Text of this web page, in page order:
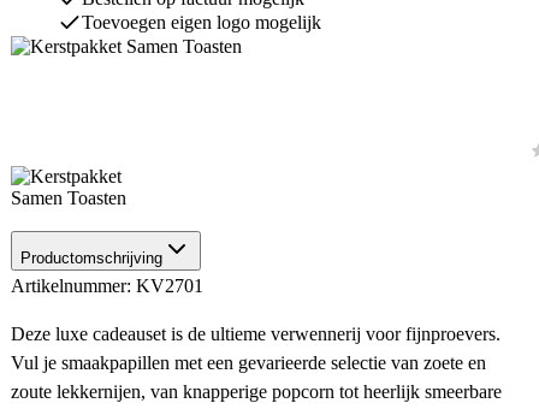
Toevoegen eigen logo mogelijk
Productomschrijving
Artikelnummer: KV2701
Deze luxe cadeauset is de ultieme verwennerij voor fijnproevers.
Vul je smaakpapillen met een gevarieerde selectie van zoete en
zoute lekkernijen, van knapperige popcorn tot heerlijk smeerbare